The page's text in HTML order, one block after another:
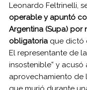
Leonardo Feltrinelli,
operable y apuntó
Argentina (Supa)
obligatoria que dictó
El representante de
insostenible” y
aprovechamiento de